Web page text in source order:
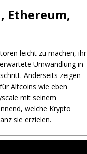
Ethereum,
leicht zu machen, ihr
Umwandlung in
Anderseits zeigen
Altcoins wie eben
mit seinem
welche Krypto
sie erzielen.